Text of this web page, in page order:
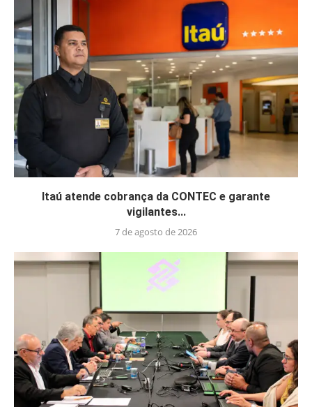
Itaú atende cobrança da CONTEC e garante
vigilantes...
7 de agosto de 2026